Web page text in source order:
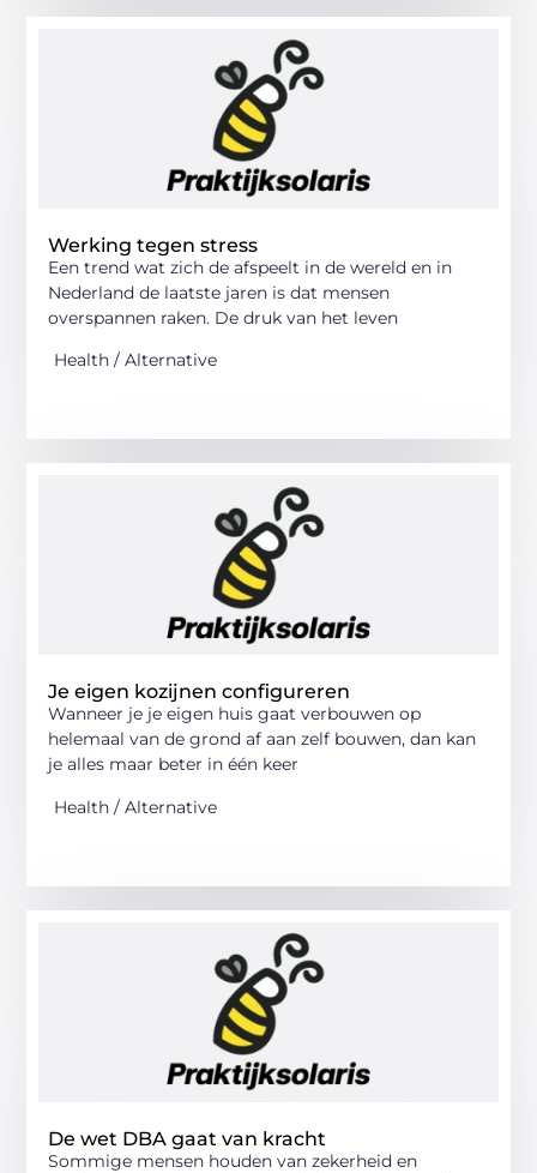
Werking tegen stress
Een trend wat zich de afspeelt in de wereld en in
Nederland de laatste jaren is dat mensen
overspannen raken. De druk van het leven
Health / Alternative
Je eigen kozijnen configureren
Wanneer je je eigen huis gaat verbouwen op
helemaal van de grond af aan zelf bouwen, dan kan
je alles maar beter in één keer
Health / Alternative
De wet DBA gaat van kracht
Sommige mensen houden van zekerheid en